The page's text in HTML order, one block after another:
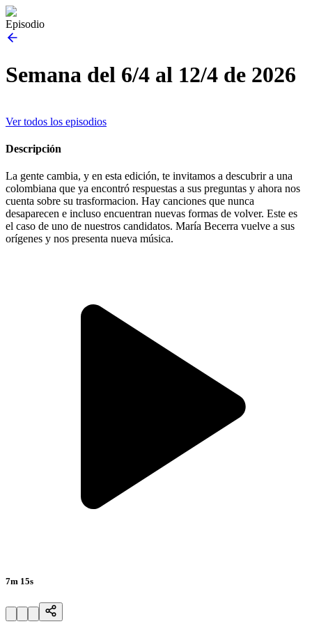
Episodio
Semana del 6/4 al 12/4 de 2026
Ver todos los episodios
Descripción
La gente cambia, y en esta edición, te invitamos a descubrir a una
colombiana que ya encontró respuestas a sus preguntas y ahora nos
cuenta sobre su trasformacion. Hay canciones que nunca
desaparecen e incluso encuentran nuevas formas de volver. Este es
el caso de uno de nuestros candidatos. María Becerra vuelve a sus
orígenes y nos presenta nueva música.
7m 15s